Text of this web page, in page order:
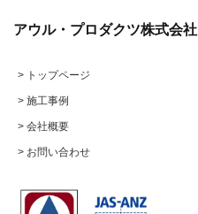
アウル・プロダクツ株式会社
> トップページ
> 施工事例
> 会社概要
> お問い合わせ